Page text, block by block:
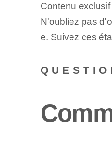
Contenu
N'oubliez pas⁤
e. Suivez ces